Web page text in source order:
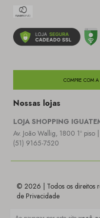
COMPRE COM A
Nossas lojas
LOJA SHOPPING
Av. João Wallig, 1800 1º piso
(51) 9165-7520
© 2026 | Todos os direitos
de Privacidade